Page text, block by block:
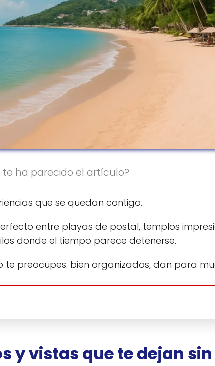
te ha parecido el artículo?
que se quedan contigo.
entre playas de postal, templos
donde el tiempo parece detenerse.
te preocupes: bien organizados, dan para
y vistas que te dejan